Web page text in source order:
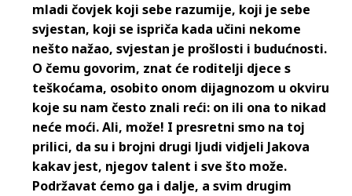
mladi čovjek koji sebe razumije, koji je sebe
svjestan, koji se ispriča kada učini nekome
nešto nažao, svjestan je prošlosti i budućnosti.
O čemu govorim, znat će roditelji djece s
teškoćama, osobito onom dijagnozom u okviru
koje su nam često znali reći: on ili ona to nikad
neće moći. Ali, može! I presretni smo na toj
prilici, da su i brojni drugi ljudi vidjeli Jakova
kakav jest, njegov talent i sve što može.
Podržavat ćemo ga i dalje, a svim drugim